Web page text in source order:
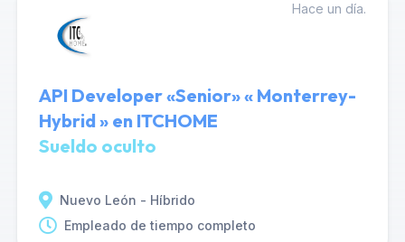
Hace un día.
API Developer «Senior» « Monterrey-
Hybrid » en ITCHOME
Sueldo oculto
Nuevo León - Híbrido
Empleado de tiempo completo